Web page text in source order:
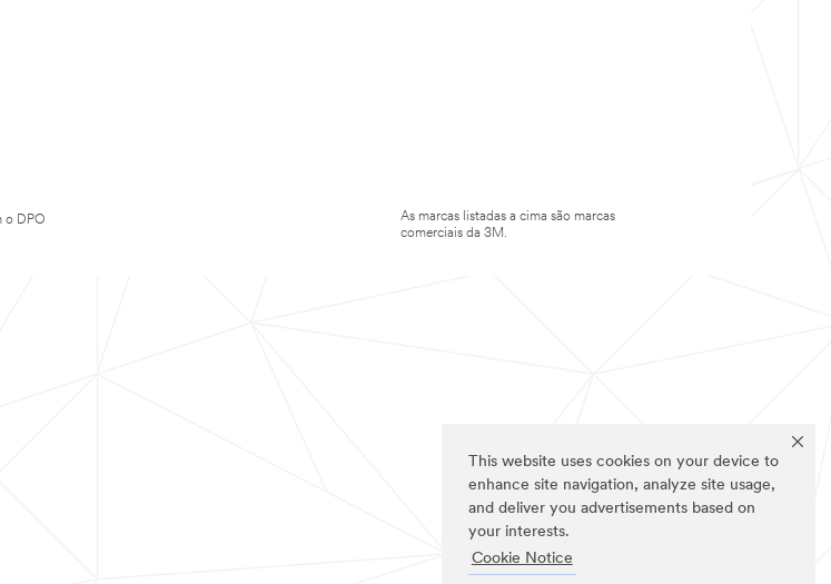
This website uses cookies on your device to
enhance site navigation, analyze site usage,
and deliver you advertisements based on
your interests.
Cookie Notice
o DPO
As marcas listadas a cima são marcas
comerciais da 3M.